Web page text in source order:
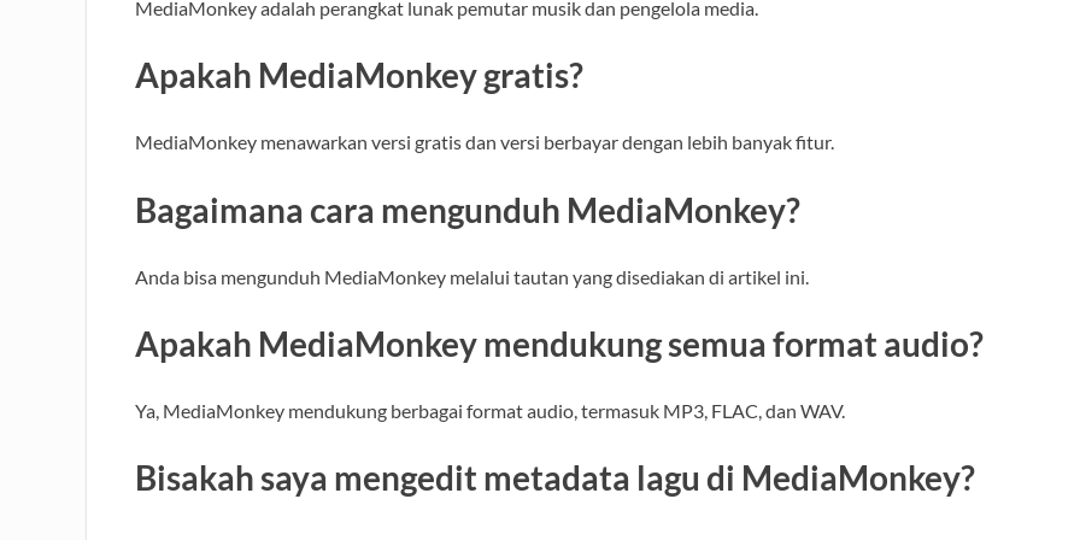
MediaMonkey adalah perangkat lunak pemutar musik dan pengelola media.
Apakah MediaMonkey gratis?
MediaMonkey menawarkan versi gratis dan versi berbayar dengan lebih banyak fitur.
Bagaimana cara mengunduh MediaMonkey?
Anda bisa mengunduh MediaMonkey melalui tautan yang disediakan di artikel ini.
Apakah MediaMonkey mendukung semua format audio?
Ya, MediaMonkey mendukung berbagai format audio, termasuk MP3, FLAC, dan WAV.
Bisakah saya mengedit metadata lagu di MediaMonkey?